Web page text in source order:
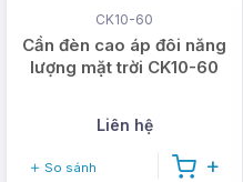
CK10-60
Cần đèn cao áp đôi năng
lượng mặt trời CK10-60
Liên hệ
So sánh